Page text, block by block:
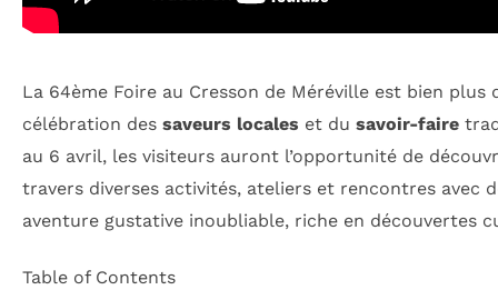
La 64ème Foire au Cresson de Méréville est bien plus
célébration des saveurs locales et du savoir-faire
au 6 avril, les visiteurs auront l’opportunité de
travers diverses activités, ateliers et rencontres avec
aventure gustative inoubliable, riche en découvertes
Table of Contents